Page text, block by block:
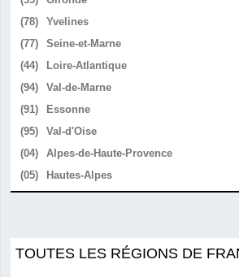
(78)
Yvelines
(77)
Seine-et-Marne
(44)
Loire-Atlantique
(94)
Val-de-Marne
(91)
Essonne
(95)
Val-d'Oise
(04)
Alpes-de-Haute-Provence
(05)
Hautes-Alpes
TOUTES LES RÉGIONS DE